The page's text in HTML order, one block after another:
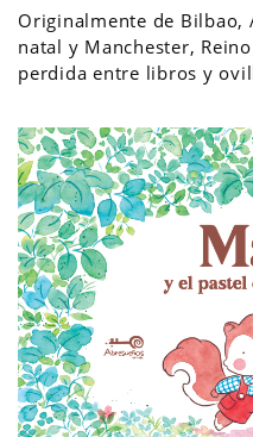
Originalmente de Bilbao,
natal y Manchester,
perdida entre libros y